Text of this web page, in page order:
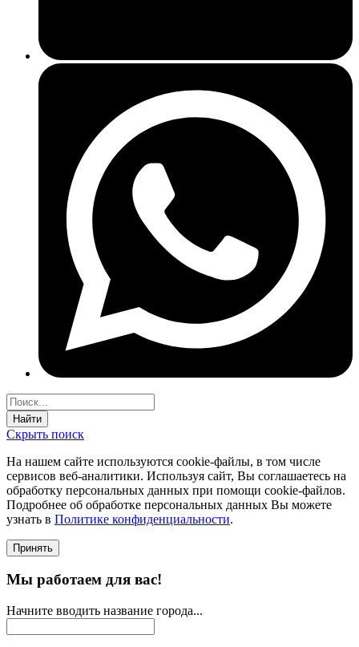
Найти
Скрыть поиск
На нашем сайте используются соokie-файлы, в том числе
сервисов веб-аналитики. Используя сайт, Вы соглашаетесь на
обработку персональных данных при помощи cookie-файлов.
Подробнее об обработке персональных данных Вы можете
узнать в Политике конфиденциальности.
Принять
Мы работаем для вас!
Начните вводить название города...